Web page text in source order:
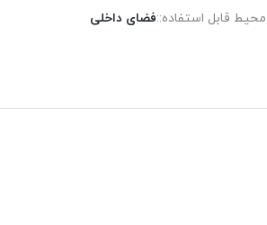
محیط قابل استفاده::فضای داخلی